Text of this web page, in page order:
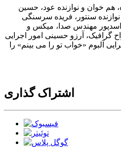
خوان و نوازنده عود، حسین
سنتور، فریده سرسنگی
اسدپور مهندس صدا، میکس و
گرافیک، آرزو حسینی امور اجرایی
آلبوم «خواب تو را می بینم» را
اشتراک گذاری